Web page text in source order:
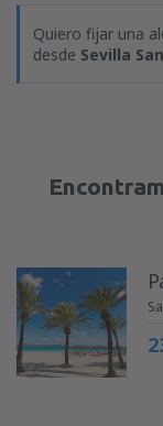
Quiero fijar una
desde Sevilla